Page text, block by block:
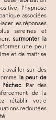
l’hypnose
associées
les réponses
sereines et
surmonter la
une peur
et de maîtrise
travailler sur des
la peur de
. Par des
de la
rétablir votre
redoutées